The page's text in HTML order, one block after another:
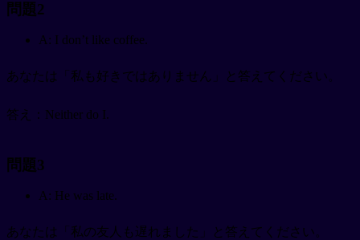
問題2
A: I don’t like coffee.
あなたは「私も好きではありません」と答えてください。
答え：Neither do I.
問題3
A: He was late.
あなたは「私の友人も遅れました」と答えてください。